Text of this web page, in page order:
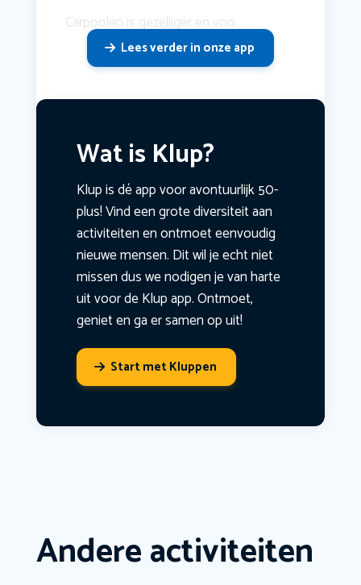
Carpoolen is gezelliger en voo
Lees verder in onze app
Wat is Klup?
Klup is dé app voor avontuurlijk 50-
plus! Vind een grote diversiteit aan
activiteiten en ontmoet eenvoudig
nieuwe mensen. Dit wil je echt niet
missen dus we nodigen je van harte
uit voor de Klup app. Ontmoet,
geniet en ga er samen op uit!
Start met Kluppen
Andere activiteiten